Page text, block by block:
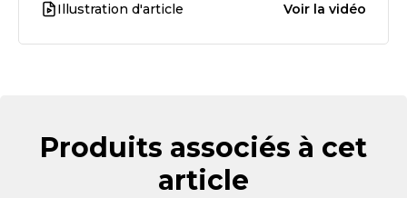
Illustration d'article Voir la vidéo
Produits associés à cet
article